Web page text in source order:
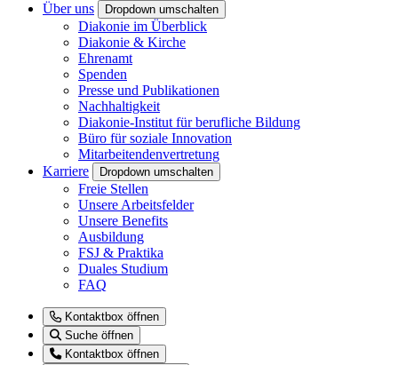
Über uns
Dropdown umschalten
Diakonie im Überblick
Diakonie & Kirche
Ehrenamt
Spenden
Presse und Publikationen
Nachhaltigkeit
Diakonie-Institut für berufliche Bildung
Büro für soziale Innovation
Mitarbeitendenvertretung
Karriere
Dropdown umschalten
Freie Stellen
Unsere Arbeitsfelder
Unsere Benefits
Ausbildung
FSJ & Praktika
Duales Studium
FAQ
Kontaktbox öffnen
Suche öffnen
Kontaktbox öffnen